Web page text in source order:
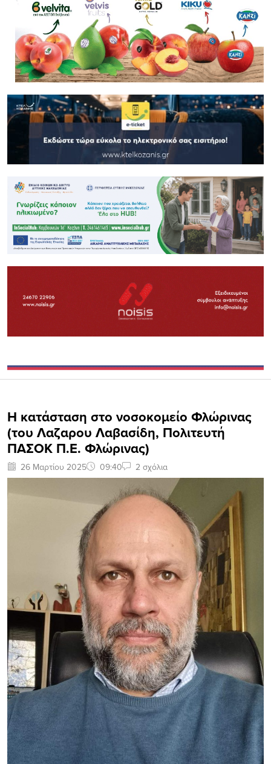
Η κατάσταση στο νοσοκομείο Φλώρινας
(του Λαζαρου Λαβασίδη, Πολιτευτή
ΠΑΣΟΚ Π.Ε. Φλώρινας)
26 Μαρτίου 2025 09:40 2 σχόλια